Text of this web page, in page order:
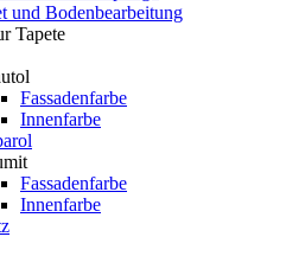
und Bodenbearbeitung
Tapete
Fassadenfarbe
Innenfarbe
Fassadenfarbe
Innenfarbe